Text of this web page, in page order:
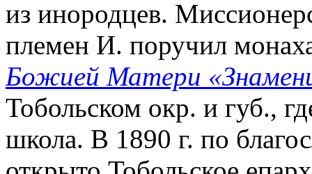
из инородцев.
племен И. поручил
Божией Матери
Тобольском окр. и губ.,
школа. В 1890 г. по